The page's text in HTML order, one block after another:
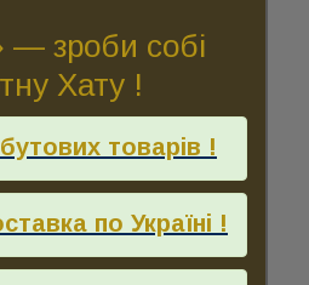
— зроби собі
Хату !
товарів !
по Україні !